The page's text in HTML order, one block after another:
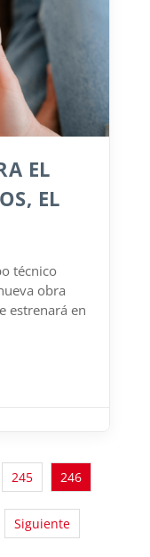
EL
EL
técnico
obra
estrenará en
245 246
Siguiente